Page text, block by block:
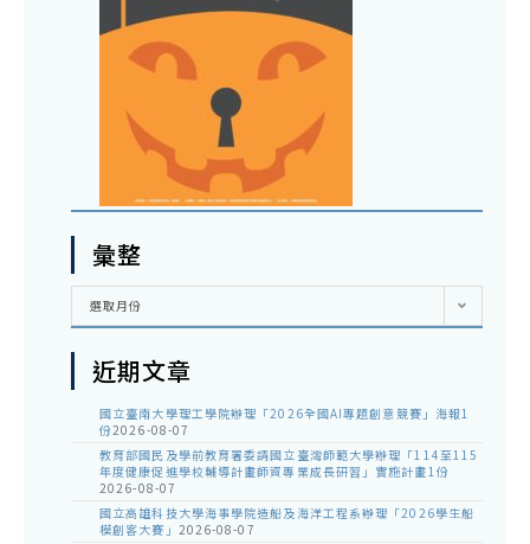
彙整
彙
選取月份
近期文章
國立臺南大學理工學院辦理「2026全國AI專題創意競賽」海報1
份2026-08-07
教育部國民及學前教育署委請國立臺灣師範大學辦理「114至115
年度健康促進學校輔導計畫師資專業成長研習」實施計畫1份
2026-08-07
國立高雄科技大學海事學院造船及海洋工程系辦理「2026學生船
模創客大賽」 2026-08-07